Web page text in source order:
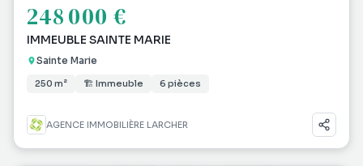
248 000 €
IMMEUBLE SAINTE MARIE
Sainte Marie
250 m² 🏗 Immeuble 6 pièces
AGENCE IMMOBILIÈRE LARCHER